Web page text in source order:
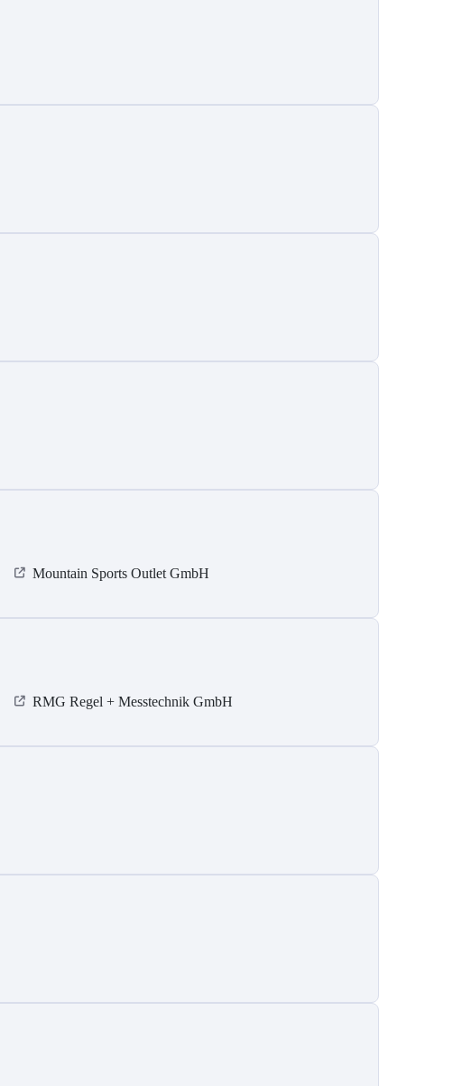
Mountain Sports Outlet GmbH
RMG Regel + Messtechnik GmbH